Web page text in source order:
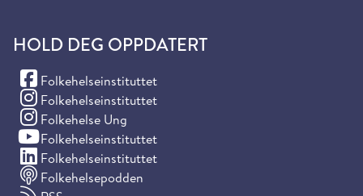
HOLD DEG OPPDATERT
Folkehelseinstituttet
(Facebook)
Folkehelseinstituttet
(Instagram)
Folkehelse Ung
(Instagram)
Folkehelseinstituttet
(YouTube)
Folkehelseinstituttet
(LinkedIn)
Folkehelsepodden